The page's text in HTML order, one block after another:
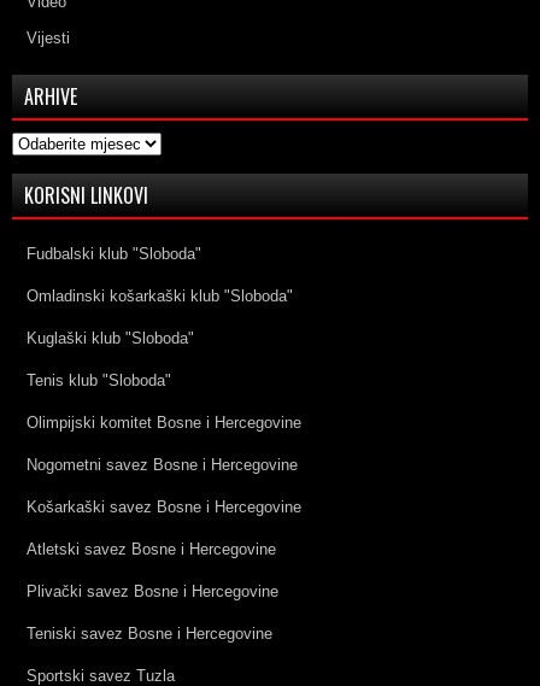
Vijesti
ARHIVE
Arhive
KORISNI LINKOVI
Fudbalski klub "Sloboda"
Omladinski košarkaški klub "Sloboda"
Kuglaški klub "Sloboda"
Tenis klub "Sloboda"
Olimpijski komitet Bosne i Hercegovine
Nogometni savez Bosne i Hercegovine
Košarkaški savez Bosne i Hercegovine
Atletski savez Bosne i Hercegovine
Plivački savez Bosne i Hercegovine
Teniski savez Bosne i Hercegovine
Sportski savez Tuzla